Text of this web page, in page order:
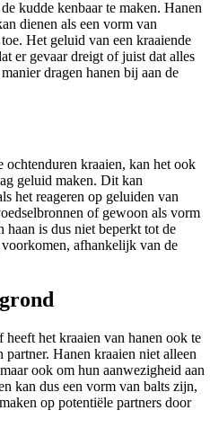
kudde kenbaar te maken. Hanen
dienen als een vorm van
Het geluid van een kraaiende
er gevaar dreigt of juist dat alles
dragen hanen bij aan de
kraaien, kan het ook
geluid maken. Dit kan
het reageren op geluiden van
of gewoon als vorm
haan is dus niet beperkt tot de
afhankelijk van de
het kraaien van hanen ook te
partner. Hanen kraaien niet alleen
ook om hun aanwezigheid aan
kan dus een vorm van balts zijn,
op potentiële partners door